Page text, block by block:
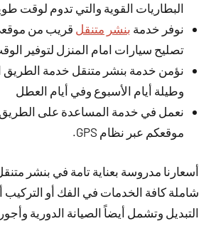
البطاريات القوية والتي تدوم لوقت
نوفر خدمة بنشر متنقل قريب من
تصليح سيارات امام المنزل لتوفير
وطيلة أيام الأسبوع وفي أيام العطل
نعمل في خدمة المساعدة على
موقعكم عبر نظام GPS.
أسعارنا مدروسة بعناية تامة في بنشر
شاملة كافة الخدمات في الفك أو التركيب
التبديل وتشمل أيضاً الصيانة الدورية